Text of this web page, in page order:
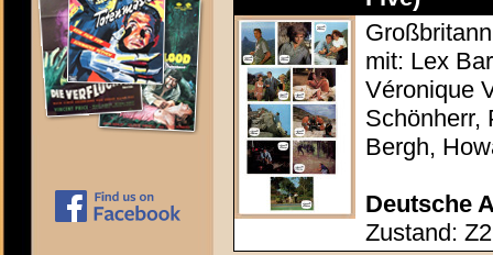
mit: Lex
Véronique
Schönherr,
Bergh,
Deutsche
Zustand: Z2